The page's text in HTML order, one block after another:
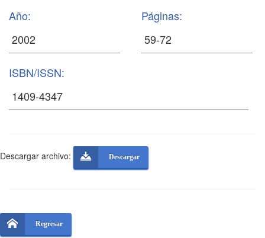
Año: Páginas:
ISBN/ISSN:
Descargar archivo: Descargar
Regresar